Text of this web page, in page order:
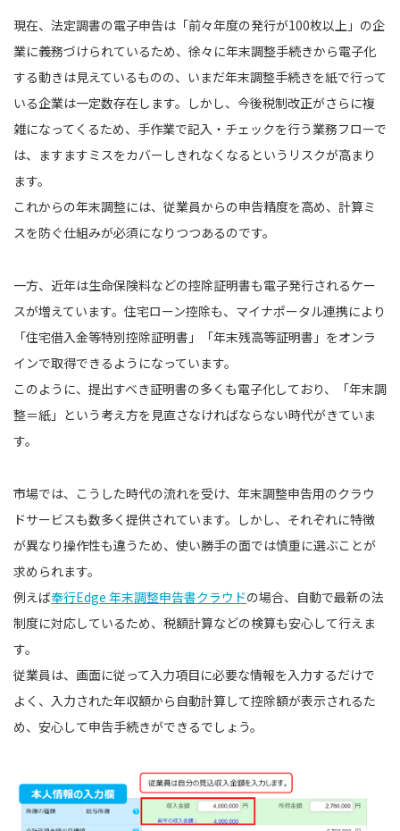
現在、法定調書の電子申告は「前々年度の発行が100枚以上」の企
業に義務づけられているため、徐々に年末調整手続きから電子化
する動きは見えているものの、いまだ年末調整手続きを紙で行って
いる企業は一定数存在します。しかし、今後税制改正がさらに複
雑になってくるため、手作業で記入・チェックを行う業務フローで
は、ますますミスをカバーしきれなくなるというリスクが高まり
ます。
これからの年末調整には、従業員からの申告精度を高め、計算ミ
スを防ぐ仕組みが必須になりつつあるのです。
一方、近年は生命保険料などの控除証明書も電子発行されるケー
スが増えています。住宅ローン控除も、マイナポータル連携により
「住宅借入金等特別控除証明書」「年末残高等証明書」をオンラ
インで取得できるようになっています。
このように、提出すべき証明書の多くも電子化しており、「年末調
整＝紙」という考え方を見直さなければならない時代がきていま
す。
市場では、こうした時代の流れを受け、年末調整申告用のクラウ
ドサービスも数多く提供されています。しかし、それぞれに特徴
が異なり操作性も違うため、使い勝手の面では慎重に選ぶことが
求められます。
例えば奉行Edge 年末調整申告書クラウドの場合、自動で最新の法
制度に対応しているため、税額計算などの検算も安心して行えま
す。
従業員は、画面に従って入力項目に必要な情報を入力するだけで
よく、入力された年収額から自動計算して控除額が表示されるた
め、安心して申告手続きができるでしょう。